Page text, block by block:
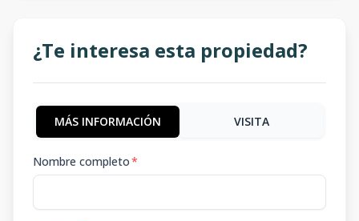
¿Te interesa esta propiedad?
MÁS INFORMACIÓN VISITA
Nombre completo*